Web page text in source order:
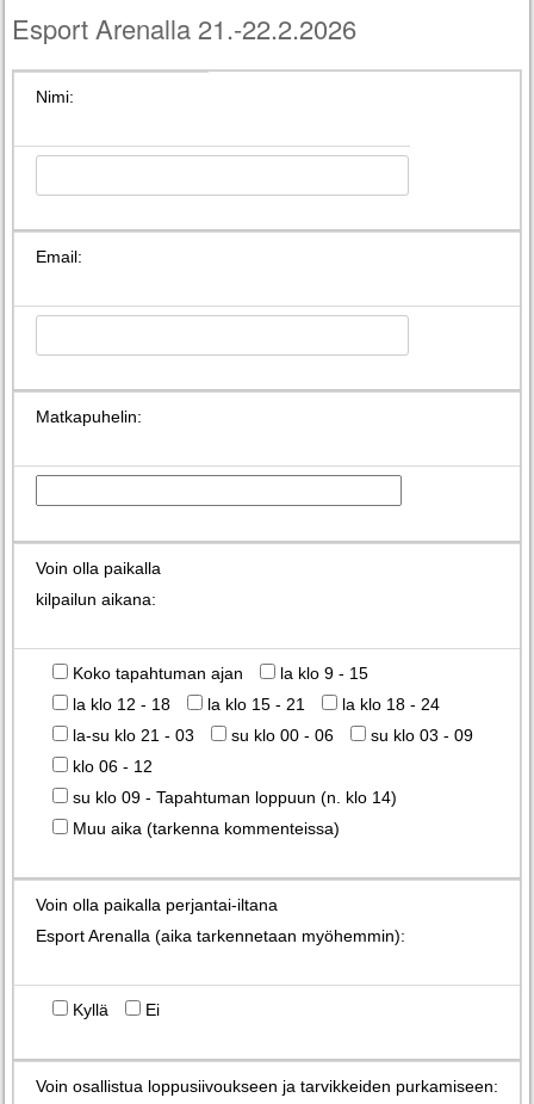
Esport Arenalla 21.-22.2.2026
Nimi:
Email:
Matkapuhelin:
Voin olla paikalla
kilpailun aikana:
Koko tapahtuman ajan
la klo 9 - 15
la klo 12 - 18
la klo 15 - 21
la klo 18 - 24
la-su klo 21 - 03
su klo 00 - 06
su klo 03 - 09
klo 06 - 12
su klo 09 - Tapahtuman loppuun (n. klo 14)
Muu aika (tarkenna kommenteissa)
Voin olla paikalla perjantai-iltana
Esport Arenalla (aika tarkennetaan myöhemmin):
Kyllä Ei
Voin osallistua loppusiivoukseen ja tarvikkeiden purkamiseen: